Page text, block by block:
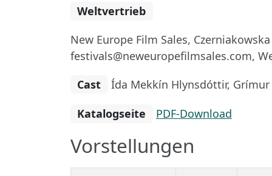
Weltvertrieb
New Europe Film Sales,
festivals@neweuropefilmsales.com,
Cast
Ída Mekkín Hlynsdóttir,
Katalogseite PDF-Download
Vorstellungen